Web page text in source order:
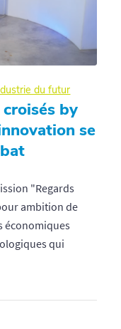
du futur
by
se
"Regards
ambition de
économiques
qui